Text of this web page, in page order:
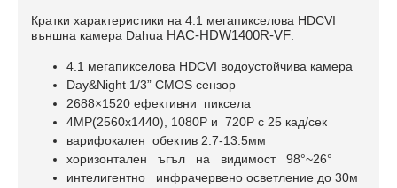
Кратки характеристики на 4.1 мегапикселова HDCVI
външна камера Dahua HAC-HDW1400R-VF:
4.1 мегапикселова HDCVI водоустойчива камера
Day&Night 1/3” CMOS сензор
2688×1520 ефективни пиксела
4MP(2560x1440), 1080P и 720P с 25 кад/сек
варифокален обектив 2.7-13.5мм
хоризонтален ъгъл на видимост 98°~26°
интелигентно инфрачервено осветление до 30м